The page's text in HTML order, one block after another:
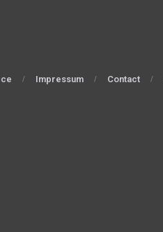
Impressum Contact